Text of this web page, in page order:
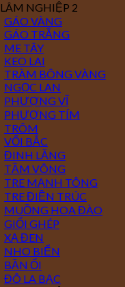
NGHIỆP 2
GÁO VÀNG
GÁO TRẮNG
ME TÂY
KEO LAI
TRÀM BÔNG VÀNG
NGỌC LAN
PHƯỢNG VĨ
PHƯỢNG TÍM
TRÔM
VỐI BẮC
ĐINH LĂNG
TẦM VÔNG
TRE MẠNH TÔNG
TRE ĐIỀN TRÚC
MUỒNG HOA ĐÀO
GIỔI GHÉP
XẠ ĐEN
NHO BIỂN
BẦN ỔI
ĐÔ LA BẠC